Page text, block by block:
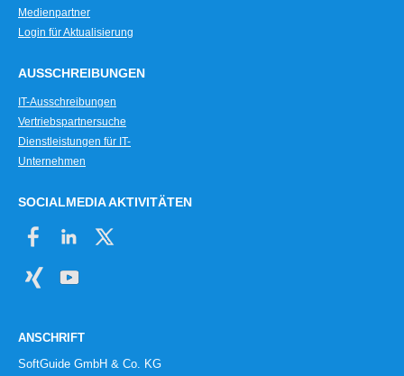
Medienpartner
Login für Aktualisierung
AUSSCHREIBUNGEN
IT-Ausschreibungen
Vertriebspartnersuche
Dienstleistungen für IT-
Unternehmen
SOCIALMEDIA AKTIVITÄTEN
ANSCHRIFT
SoftGuide GmbH & Co. KG